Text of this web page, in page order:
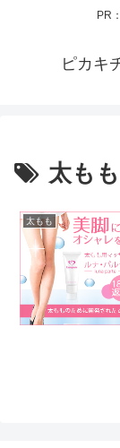
PR
ピカキ
太も
太もも